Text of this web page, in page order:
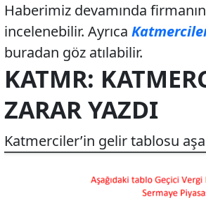
Haberimiz devamında
incelenebilir. Ayrıca
buradan göz atılabilir.
KATMR:
ZARAR YAZDI
Katmerciler’in gelir tablosu